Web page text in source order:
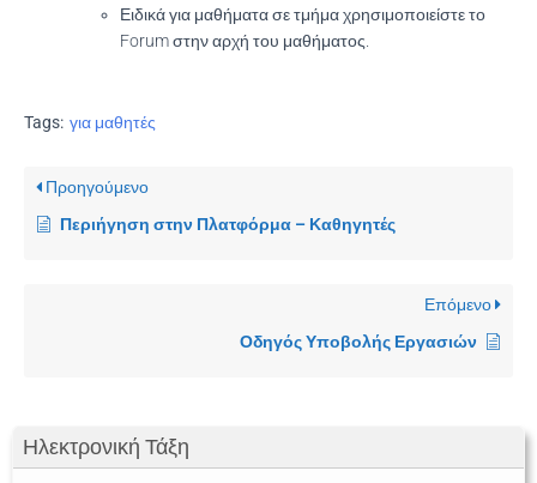
Ηλεκτρονική Τάξη
Ειδικά για μαθήματα σε τμήμα χρησιμοποιείστε το
Forum στην αρχή του μαθήματος.
Tags: για μαθητές
Προηγούμενο
Περιήγηση στην Πλατφόρμα – Καθηγητές
Επόμενο
Οδηγός Υποβολής Εργασιών